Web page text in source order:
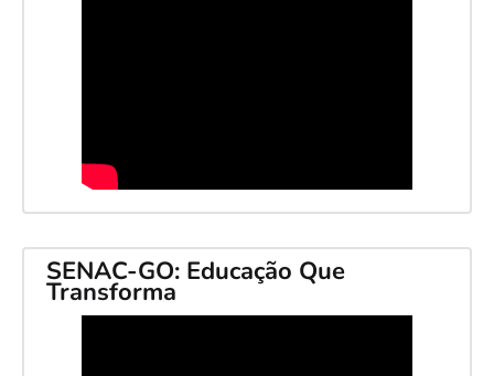
SENAC-GO: Educação Que
Transforma